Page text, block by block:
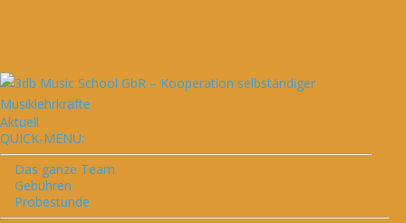
Aktuell
QUICK-MENÜ:
Das ganze Team
Gebühren
Probestunde